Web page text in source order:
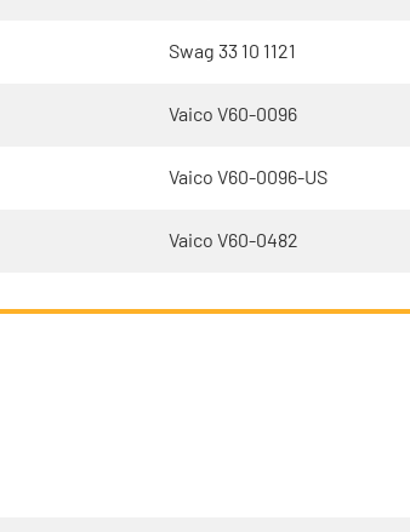
Swag 33 10 1121
Vaico V60-0096
Vaico V60-0096-US
Vaico V60-0482